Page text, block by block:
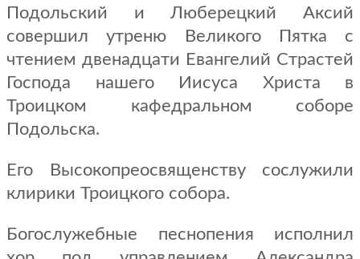
Подольский и Люберецкий Аксий
совершил утреню Великого Пятка с
чтением двенадцати Евангелий Страстей
Господа нашего Иисуса Христа в
Троицком кафедральном соборе
Подольска.
Его Высокопреосвященству сослужили
клирики Троицкого собора.
Богослужебные песнопения исполнил